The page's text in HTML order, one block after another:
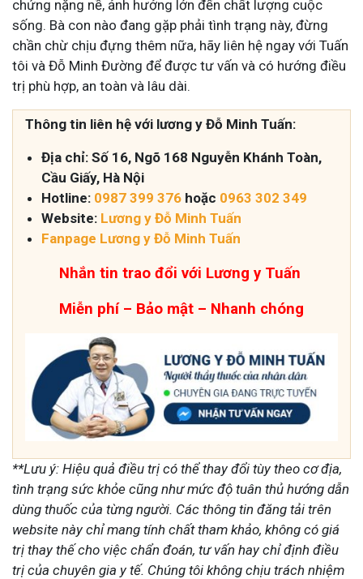
chứng nặng nề, ảnh hưởng lớn đến chất lượng cuộc
sống. Bà con nào đang gặp phải tình trạng này, đừng
chần chừ chịu đựng thêm nữa, hãy liên hệ ngay với Tuấn
tôi và Đỗ Minh Đường để được tư vấn và có hướng điều
trị phù hợp, an toàn và lâu dài.
Thông tin liên hệ với lương y Đỗ Minh Tuấn:
Địa chỉ: Số 16, Ngõ 168 Nguyễn Khánh Toàn,
Cầu Giấy, Hà Nội
Hotline: 0987 399 376 hoặc 0963 302 349
Website: Lương y Đỗ Minh Tuấn
Fanpage Lương y Đỗ Minh Tuấn
Nhắn tin trao đổi với Lương y Tuấn
Miễn phí – Bảo mật – Nhanh chóng
**Lưu ý: Hiệu quả điều trị có thể thay đổi tùy theo cơ địa,
tình trạng sức khỏe cũng như mức độ tuân thủ hướng dẫn
dùng thuốc của từng người. Các thông tin đăng tải trên
website này chỉ mang tính chất tham khảo, không có giá
trị thay thế cho việc chẩn đoán, tư vấn hay chỉ định điều
trị của chuyên gia y tế. Chúng tôi không chịu trách nhiệm